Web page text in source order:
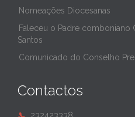
Nomeações Diocesanas
Faleceu o Padre
Santos
Comunicado do Conselho
Contactos